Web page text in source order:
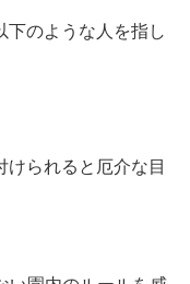
下のような人を指し
られると厄介な目